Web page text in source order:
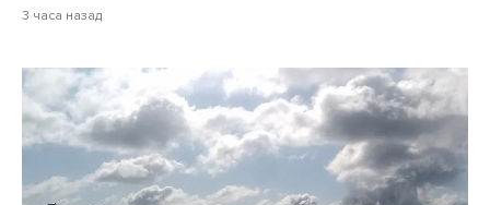
3 часа назад